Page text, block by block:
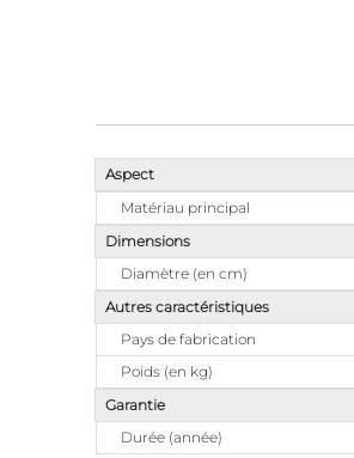
Aspect
Matériau principal
Dimensions
Diamètre (en cm)
Autres caractéristiques
Pays de fabrication
Poids (en kg)
Garantie
Durée (année)